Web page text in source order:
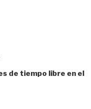
de tiempo libre en el